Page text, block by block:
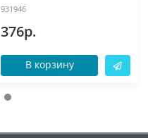
931946
376р.
В корзину